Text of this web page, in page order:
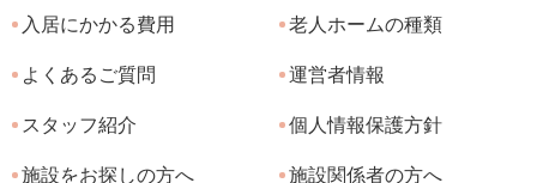
入居にかかる費用 老人ホームの種類
よくあるご質問 運営者情報
スタッフ紹介 個人情報保護方針
施設をお探しの方へ 施設関係者の方へ